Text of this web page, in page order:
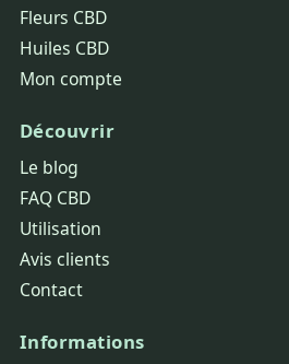
Fleurs CBD
Huiles CBD
Mon compte
Découvrir
Le blog
FAQ CBD
Utilisation
Avis clients
Contact
Informations